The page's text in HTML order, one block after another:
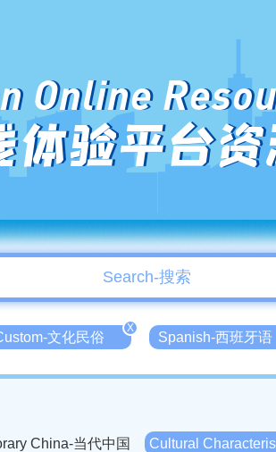
Online
体验平台
文化民俗
X
Spanish-西班牙语
China-当代中国 Cultural